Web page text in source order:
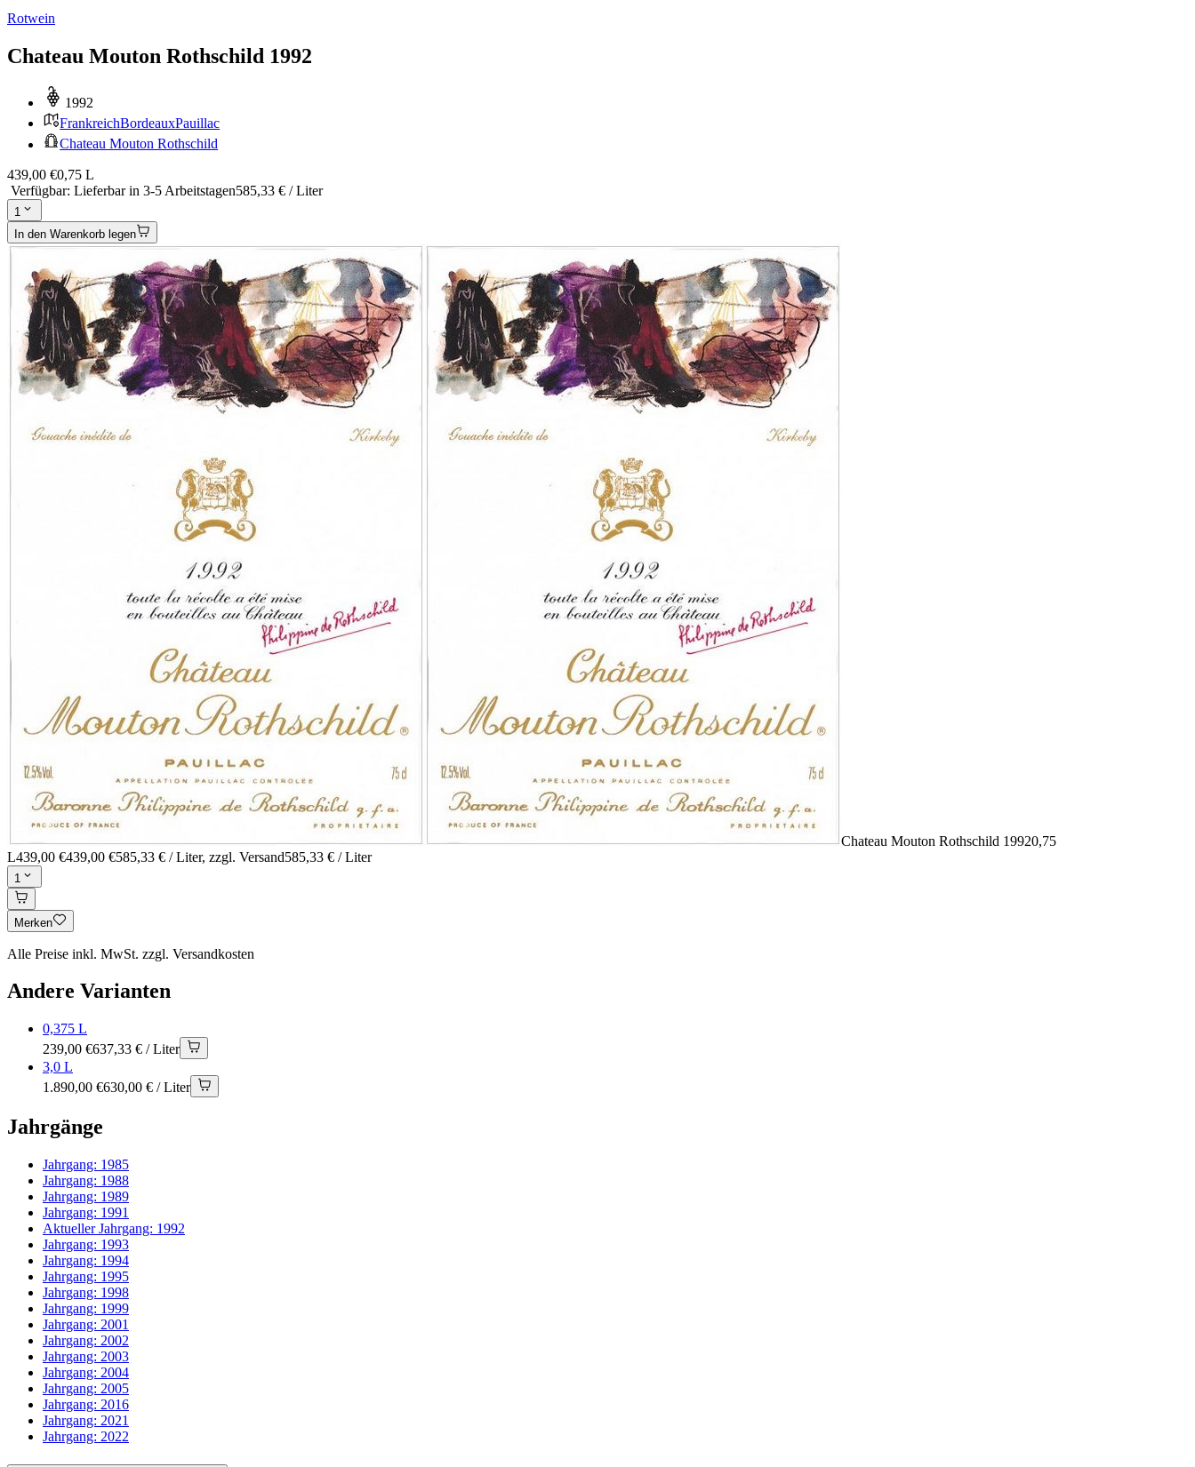
Rotwein
Chateau Mouton Rothschild 1992
1992
FrankreichBordeauxPauillac
Chateau Mouton Rothschild
439,00 €0,75 L
Verfügbar: Lieferbar in 3-5 Arbeitstagen585,33 € / Liter
1
In den Warenkorb legen
Chateau Mouton Rothschild 19920,75
L439,00 €439,00 €585,33 € / Liter, zzgl. Versand585,33 € / Liter
1
Merken
Alle Preise inkl. MwSt. zzgl. Versandkosten
Andere Varianten
0,375 L
239,00 €637,33 € / Liter
3,0 L
1.890,00 €630,00 € / Liter
Jahrgänge
Jahrgang: 1985
Jahrgang: 1988
Jahrgang: 1989
Jahrgang: 1991
Aktueller Jahrgang: 1992
Jahrgang: 1993
Jahrgang: 1994
Jahrgang: 1995
Jahrgang: 1998
Jahrgang: 1999
Jahrgang: 2001
Jahrgang: 2002
Jahrgang: 2003
Jahrgang: 2004
Jahrgang: 2005
Jahrgang: 2016
Jahrgang: 2021
Jahrgang: 2022